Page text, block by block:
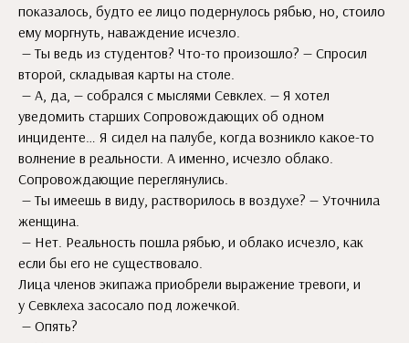
показалось, будто ее лицо подернулось рябью, но, стоило
ему моргнуть, наваждение исчезло.
— Ты ведь из студентов? Что-то произошло? — Спросил
второй, складывая карты на столе.
— А, да, — собрался с мыслями Севклех. — Я хотел
уведомить старших Сопровождающих об одном
инциденте… Я сидел на палубе, когда возникло какое-то
волнение в реальности. А именно, исчезло облако.
Сопровождающие переглянулись.
— Ты имеешь в виду, растворилось в воздухе? — Уточнила
женщина.
— Нет. Реальность пошла рябью, и облако исчезло, как
если бы его не существовало.
Лица членов экипажа приобрели выражение тревоги, и
у Севклеха засосало под ложечкой.
— Опять?